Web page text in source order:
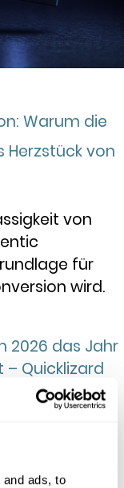
ads, to
Warum die
Herzstück von
von
für
wird.
das Jahr